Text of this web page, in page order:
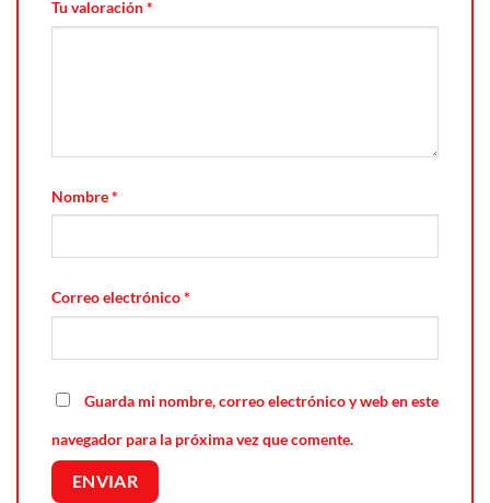
Tu valoración*
Nombre*
Correo electrónico*
Guarda mi nombre, correo electrónico y web en este
navegador para la próxima vez que comente.